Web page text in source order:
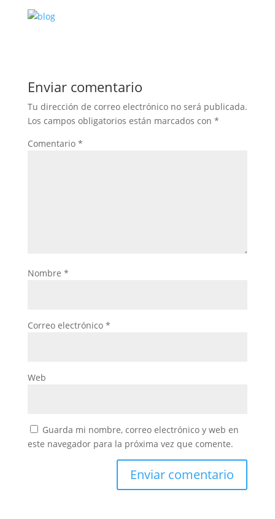
Enviar comentario
Tu dirección de correo electrónico no será publicada.
Los campos obligatorios están marcados con *
Comentario *
Nombre *
Correo electrónico *
Web
Guarda mi nombre, correo electrónico y web en
este navegador para la próxima vez que comente.